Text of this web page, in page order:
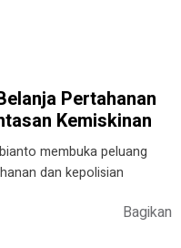
Pertahanan
Kemiskinan
membuka peluang
dan kepolisian
Bagikan